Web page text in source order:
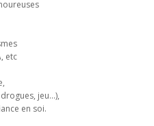
etc
jeu…),
en soi.